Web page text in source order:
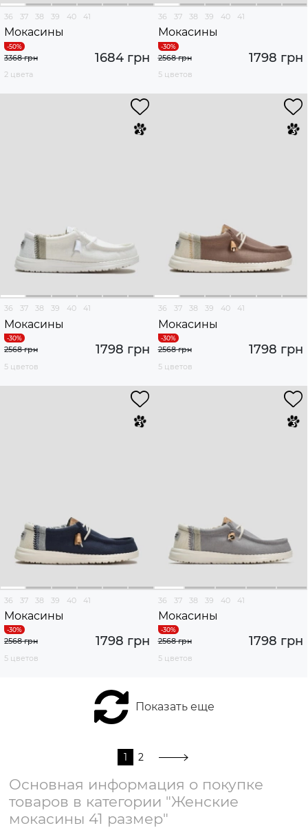
36 37 38 39 40 41
Мокасины
1684 грн
3368 грн
2 цвета
36 37 38 39 40 41
Мокасины
1798 грн
2568 грн
5 цветов
36 37 38 39 40 41
Мокасины
1798 грн
2568 грн
5 цветов
36 37 38 39 40 41
Мокасины
1798 грн
2568 грн
5 цветов
36 37 38 39 40 41
Мокасины
1798 грн
2568 грн
5 цветов
36 37 38 39 40 41
Мокасины
1798 грн
2568 грн
5 цветов
Показать еще
1 2
Основная информация о покупке
товаров в категории "Женские
мокасины 41 размер"